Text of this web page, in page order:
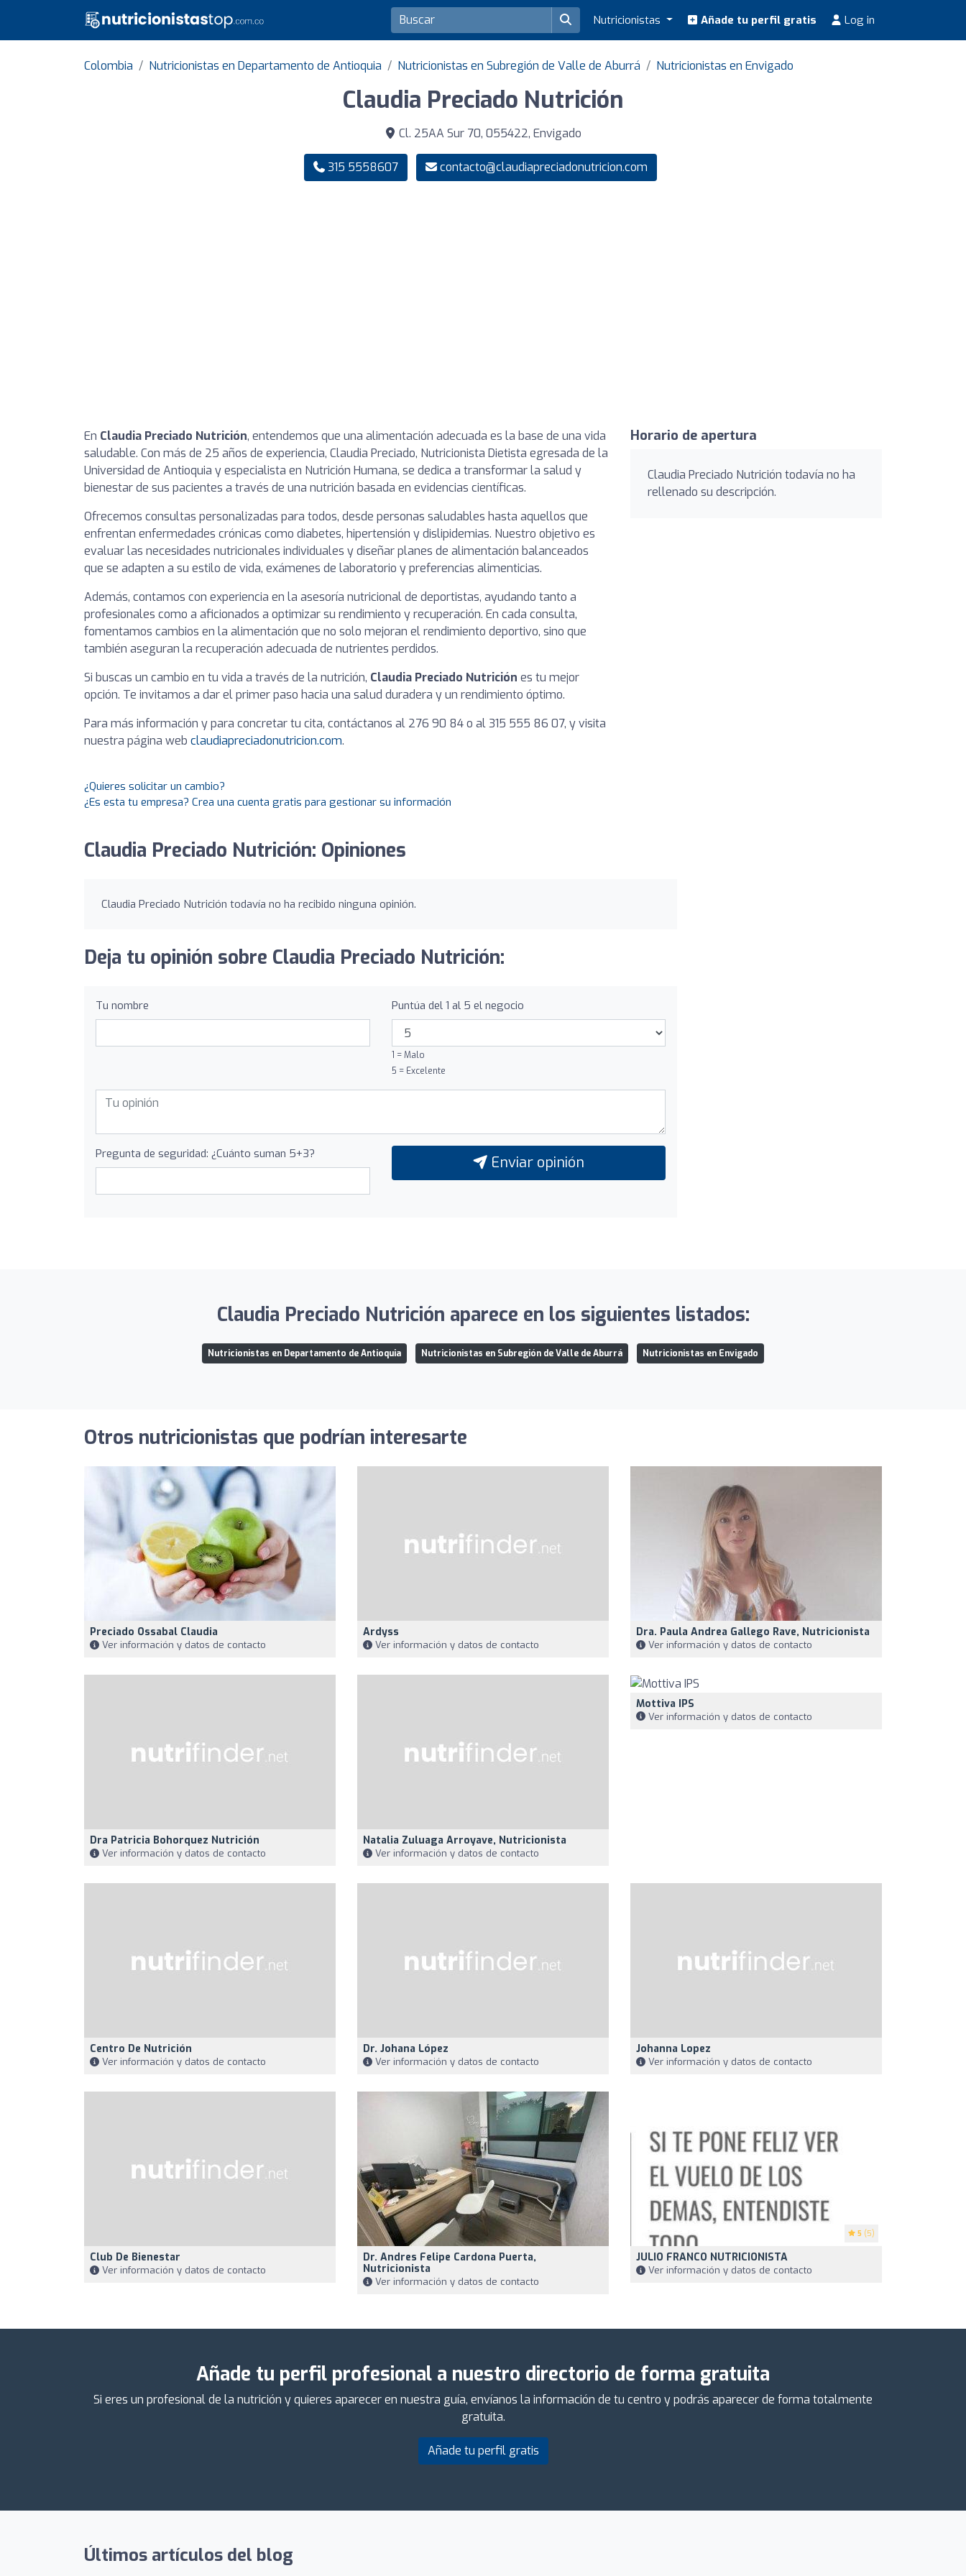
Nutricionistas Añade tu perfil gratis Log in
Colombia Nutricionistas en Departamento de Antioquia Nutricionistas en Subregión de Valle de Aburrá Nutricionistas en Envigado
Claudia Preciado Nutrición
Cl. 25AA Sur 70, 055422, Envigado
315 5558607 contacto@claudiapreciadonutricion.com
En Claudia Preciado Nutrición, entendemos que una alimentación adecuada es la base de una vida
saludable. Con más de 25 años de experiencia, Claudia Preciado, Nutricionista Dietista egresada de la
Universidad de Antioquia y especialista en Nutrición Humana, se dedica a transformar la salud y
bienestar de sus pacientes a través de una nutrición basada en evidencias científicas.
Ofrecemos consultas personalizadas para todos, desde personas saludables hasta aquellos que
enfrentan enfermedades crónicas como diabetes, hipertensión y dislipidemias. Nuestro objetivo es
evaluar las necesidades nutricionales individuales y diseñar planes de alimentación balanceados
que se adapten a su estilo de vida, exámenes de laboratorio y preferencias alimenticias.
Además, contamos con experiencia en la asesoría nutricional de deportistas, ayudando tanto a
profesionales como a aficionados a optimizar su rendimiento y recuperación. En cada consulta,
fomentamos cambios en la alimentación que no solo mejoran el rendimiento deportivo, sino que
también aseguran la recuperación adecuada de nutrientes perdidos.
Si buscas un cambio en tu vida a través de la nutrición, Claudia Preciado Nutrición es tu mejor
opción. Te invitamos a dar el primer paso hacia una salud duradera y un rendimiento óptimo.
Para más información y para concretar tu cita, contáctanos al 276 90 84 o al 315 555 86 07, y visita
nuestra página web claudiapreciadonutricion.com.
Horario de apertura
Claudia Preciado Nutrición todavía no ha
rellenado su descripción.
¿Quieres solicitar un cambio?
¿Es esta tu empresa? Crea una cuenta gratis para gestionar su información
Claudia Preciado Nutrición: Opiniones
Claudia Preciado Nutrición todavía no ha recibido ninguna opinión.
Deja tu opinión sobre Claudia Preciado Nutrición:
Tu nombre Puntúa del 1 al 5 el negocio
1 = Malo
5 = Excelente
Pregunta de seguridad: ¿Cuánto suman 5+3? Enviar opinión
Claudia Preciado Nutrición aparece en los siguientes listados:
Nutricionistas en Departamento de Antioquia Nutricionistas en Subregión de Valle de Aburrá Nutricionistas en Envigado
Otros nutricionistas que podrían interesarte
Preciado Ossabal Claudia
Ver información y datos de contacto
Ardyss
Ver información y datos de contacto
Dra. Paula Andrea Gallego Rave, Nutricionista
Ver información y datos de contacto
Dra Patricia Bohorquez Nutrición
Ver información y datos de contacto
Natalia Zuluaga Arroyave, Nutricionista
Ver información y datos de contacto
Mottiva IPS
Ver información y datos de contacto
Centro De Nutrición
Ver información y datos de contacto
Dr. Johana López
Ver información y datos de contacto
Johanna Lopez
Ver información y datos de contacto
Club De Bienestar
Ver información y datos de contacto
Dr. Andres Felipe Cardona Puerta,
Nutricionista
Ver información y datos de contacto
5 (5)
JULIO FRANCO NUTRICIONISTA
Ver información y datos de contacto
Añade tu perfil profesional a nuestro directorio de forma gratuita
Si eres un profesional de la nutrición y quieres aparecer en nuestra guía, envíanos la información de tu centro y podrás aparecer de forma totalmente
gratuita.
Añade tu perfil gratis
Últimos artículos del blog